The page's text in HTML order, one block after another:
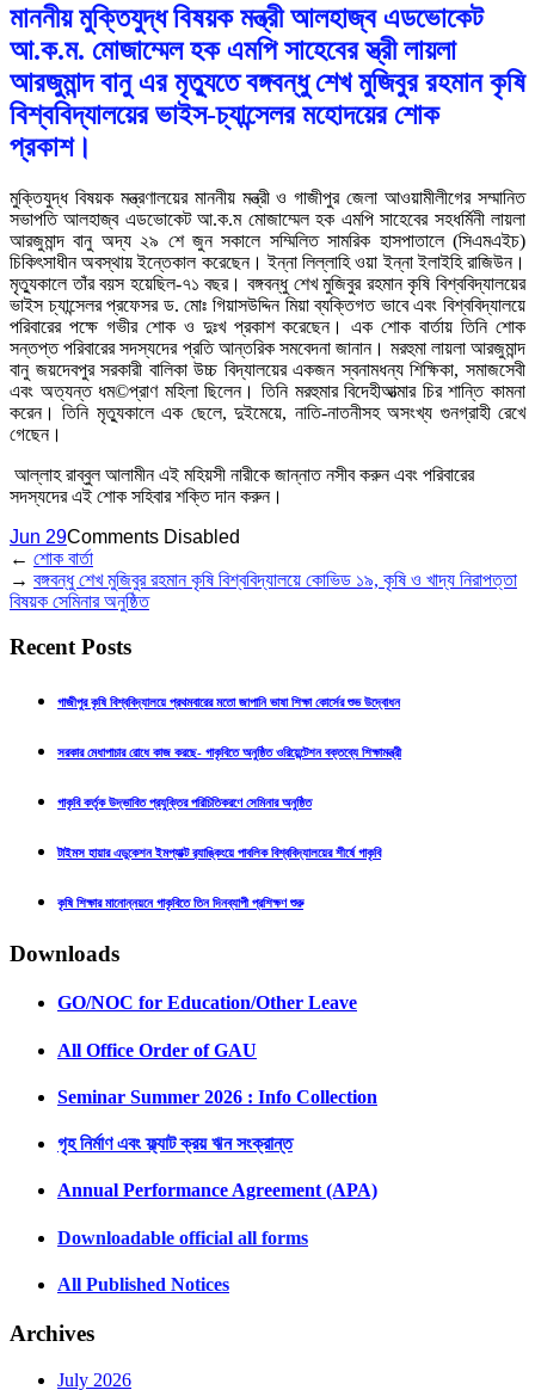
মাননীয় মুক্তিযুদ্ধ বিষয়ক মন্ত্রী আলহাজ্ব এডভোকেট
আ.ক.ম. মোজাম্মেল হক এমপি সাহেবের স্ত্রী লায়লা
আরজুমান্দ বানু এর মৃত্যুতে বঙ্গবন্ধু শেখ মুজিবুর রহমান কৃষি
বিশ্ববিদ্যালয়ের ভাইস-চ্যান্সেলর মহোদয়ের শোক
প্রকাশ।
মুক্তিযুদ্ধ বিষয়ক মন্ত্রণালয়ের মাননীয় মন্ত্রী ও গাজীপুর জেলা আওয়ামীলীগের সম্মানিত
সভাপতি আলহাজ্ব এডভোকেট আ.ক.ম মোজাম্মেল হক এমপি সাহেবের সহধর্মিনী লায়লা
আরজুমান্দ বানু অদ্য ২৯ শে জুন সকালে সম্মিলিত সামরিক হাসপাতালে (সিএমএইচ)
চিকিৎসাধীন অবস্থায় ইন্তেকাল করেছেন। ইন্না লিল্লাহি ওয়া ইন্না ইলাইহি রাজিউন।
মৃত্যুকালে তাঁর বয়স হয়েছিল-৭১ বছর। বঙ্গবন্ধু শেখ মুজিবুর রহমান কৃষি বিশ্ববিদ্যালয়ের
ভাইস চ্যান্সেলর প্রফেসর ড. মোঃ গিয়াসউদ্দিন মিয়া ব্যক্তিগত ভাবে এবং বিশ্ববিদ্যালয়ে
পরিবারের পক্ষে গভীর শোক ও দুঃখ প্রকাশ করেছেন। এক শোক বার্তায় তিনি শোক
সন্তপ্ত পরিবারের সদস্যদের প্রতি আন্তরিক সমবেদনা জানান। মরহুমা লায়লা আরজুমান্দ
বানু জয়দেবপুর সরকারী বালিকা উচ্চ বিদ্যালয়ের একজন স্বনামধন্য শিক্ষিকা, সমাজসেবী
এবং অত্যন্ত ধম©প্রাণ মহিলা ছিলেন। তিনি মরহুমার বিদেহীআত্মার চির শান্তি কামনা
করেন। তিনি মৃত্যুকালে এক ছেলে, দুইমেয়ে, নাতি-নাতনীসহ অসংখ্য গুনগ্রাহী রেখে
গেছেন।
আল্লাহ রাব্বুল আলামীন এই মহিয়সী নারীকে জান্নাত নসীব করুন এবং পরিবারের
সদস্যদের এই শোক সহিবার শক্তি দান করুন।
Jun 29Comments Disabled
← শোক বার্তা
→ বঙ্গবন্ধু শেখ মুজিবুর রহমান কৃষি বিশ্ববিদ্যালয়ে কোভিড ১৯, কৃষি ও খাদ্য নিরাপত্তা
বিষয়ক সেমিনার অনুষ্ঠিত
Recent Posts
গাজীপুর কৃষি বিশ্ববিদ্যালয়ে প্রথমবারের মতো জাপানি ভাষা শিক্ষা কোর্সের শুভ উদ্বোধন
সরকার মেধাপাচার রোধে কাজ করছে- গাকৃবিতে অনুষ্ঠিত ওরিয়েন্টেশন বক্তব্যে শিক্ষামন্ত্রী
গাকৃবি কর্তৃক উদ্ভাবিত প্রযুক্তির পরিচিতিকরণে সেমিনার অনুষ্ঠিত
টাইমস হায়ার এডুকেশন ইমপ্যাক্ট র‍্যাঙ্কিংয়ে পাবলিক বিশ্ববিদ্যালয়ের শীর্ষে গাকৃবি
কৃষি শিক্ষার মানোন্নয়নে গাকৃবিতে তিন দিনব্যাপী প্রশিক্ষণ শুরু
Downloads
GO/NOC for Education/Other Leave
All Office Order of GAU
Seminar Summer 2026 : Info Collection
গৃহ নির্মাণ এবং ফ্ল্যাট ক্রয় ঋন সংক্রান্ত
Annual Performance Agreement (APA)
Downloadable official all forms
All Published Notices
Archives
July 2026